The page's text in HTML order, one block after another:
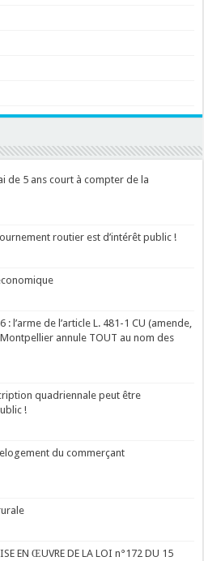
de 5 ans court à compter de la
routier est d’intérêt public !
l’arme de l’article L. 481-1 CU (amende,
annule TOUT au nom des
quadriennale peut être
!
du commerçant
EN ŒUVRE DE LA LOI n°172 DU 15